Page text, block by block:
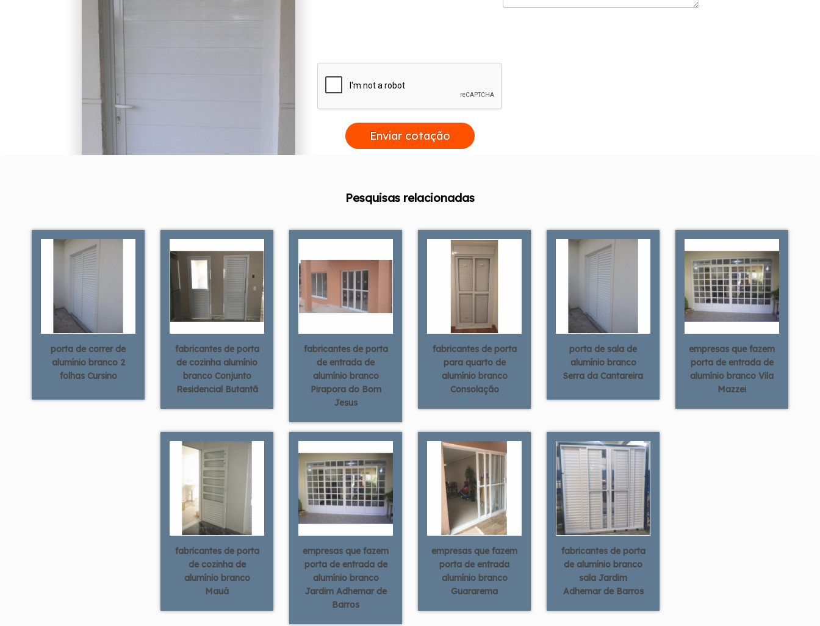
Enviar cotação
Pesquisas relacionadas
porta de correr de
alumínio branco 2
folhas Cursino
fabricantes de porta
de cozinha alumínio
branco Conjunto
Residencial Butantã
fabricantes de porta
de entrada de
alumínio branco
Pirapora do Bom
Jesus
fabricantes de porta
para quarto de
alumínio branco
Consolação
porta de sala de
alumínio branco
Serra da Cantareira
empresas que fazem
porta de entrada de
alumínio branco Vila
Mazzei
fabricantes de porta
de cozinha de
alumínio branco
Mauá
empresas que fazem
porta de entrada de
alumínio branco
Jardim Adhemar de
Barros
empresas que fazem
porta de entrada
alumínio branco
Guararema
fabricantes de porta
de alumínio branco
sala Jardim
Adhemar de Barros